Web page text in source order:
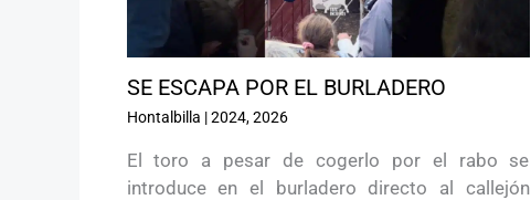
SE ESCAPA POR EL BURLADERO
Hontalbilla |2024,2026
El toro a pesar de cogerlo por el rabo se
introduce en el burladero directo al callejón